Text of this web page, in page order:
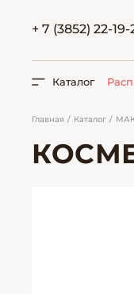
+ 7 (3852) 22-19-
Каталог
Главная Каталог